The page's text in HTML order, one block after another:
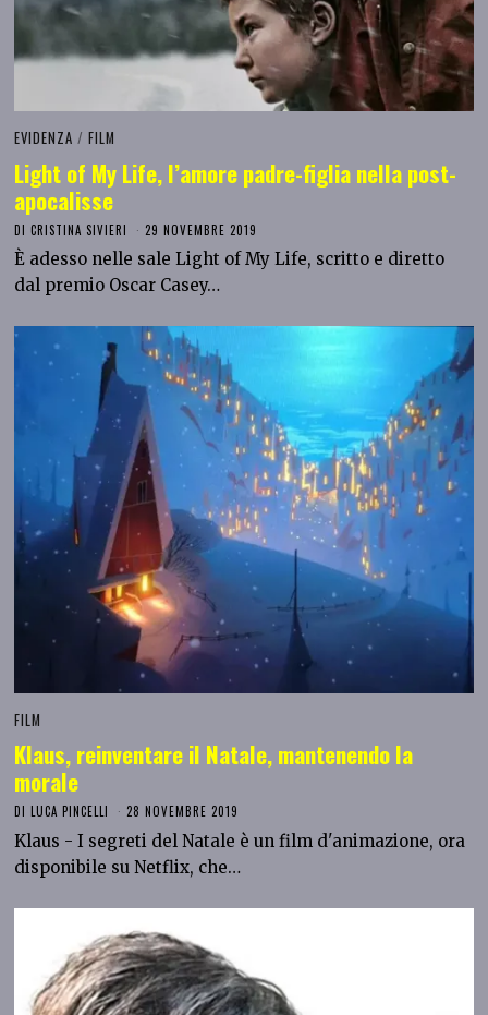
EVIDENZA / FILM
Light of My Life, l’amore padre-figlia nella post-
apocalisse
DICRISTINA SIVIERI 29 NOVEMBRE 2019
È adesso nelle sale Light of My Life, scritto e diretto
dal premio Oscar Casey…
FILM
Klaus, reinventare il Natale, mantenendo la
morale
DILUCA PINCELLI 28 NOVEMBRE 2019
Klaus - I segreti del Natale è un film d'animazione, ora
disponibile su Netflix, che…